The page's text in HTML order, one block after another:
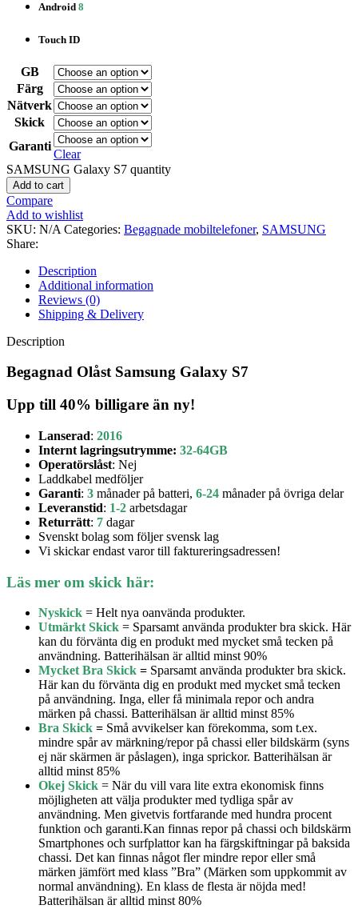
Android 8
Touch ID
GB
Färg
Nätverk
Skick
Garanti
Clear
SAMSUNG Galaxy S7 quantity
Add to cart
Compare
Add to wishlist
SKU: N/A Categories: Begagnade mobiltelefoner, SAMSUNG
Share:
Description
Additional information
Reviews (0)
Shipping & Delivery
Description
Begagnad Olåst Samsung Galaxy S7
Upp till 40% billigare än ny!
Lanserad: 2016
Internt lagringsutrymme: 32-64GB
Operatörslåst: Nej
Laddkabel medföljer
Garanti: 3 månader på batteri, 6-24 månader på övriga delar
Leveranstid: 1-2 arbetsdagar
Returrätt: 7 dagar
Svenskt bolag som följer svensk lag
Vi skickar endast varor till faktureringsadressen!
Läs mer om skick här:
Nyskick = Helt nya oanvända produkter.
Utmärkt Skick = Sparsamt använda produkter bra skick. Här
kan du förvänta dig en produkt med mycket små tecken på
användning. Batterihälsan är alltid minst 90%
Mycket Bra Skick = Sparsamt använda produkter bra skick.
Här kan du förvänta dig en produkt med mycket små tecken
på användning. Inga, eller få minimala repor och andra
märken på chassi. Batterihälsan är alltid minst 85%
Bra Skick = Små avvikelser kan förekomma, som t.ex.
mindre spår av märkning/repor på chassi eller bildskärm (syns
ej när skärmen är påslagen), inga sprickor. Batterihälsan är
alltid minst 85%
Okej Skick = När du vill vara lite extra ekonomisk finns
möjligheten att välja produkter med tydliga spår av
användning. Men givetvis fortfarande med hundra procent
funktion och garanti.Kan finnas repor på chassi och bildskärm
Smartphones och surfplattor kan ha färgskiftningar på baksida
chassi. Det kan finnas något fler mindre repor eller små
märken jämfört med klass ”Bra” (Märken som uppkommit av
normal användning). En klass de flesta är nöjda med!
Batterihälsan är alltid minst 80%